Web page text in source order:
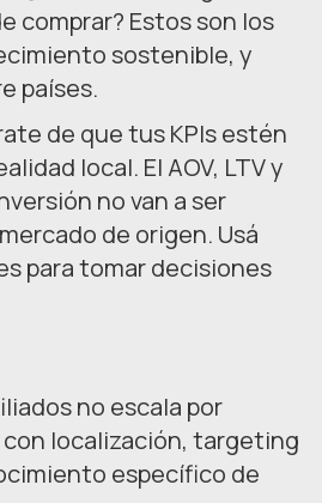
comprar? Estos son los
sostenible, y
países.
de que tus KPIs estén
local. El AOV, LTV y
no van a ser
de origen. Usá
para tomar decisiones
no escala por
localización, targeting
específico de